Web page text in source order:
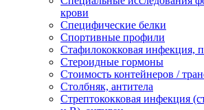
крови
Специфические белки
Спортивные профили
Стафилококковая инфекция,
Стероидные гормоны
Стоимость контейнеров /
Столбняк, антитела
Стрептококковая инфекция